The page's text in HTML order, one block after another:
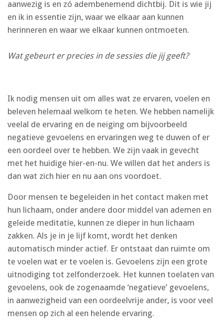
aanwezig is en zó adembenemend dichtbij. Dit is wie jij
en ik in essentie zijn, waar we elkaar aan kunnen
herinneren en waar we elkaar kunnen ontmoeten.
Wat gebeurt er precies in de sessies die jij geeft?
Ik nodig mensen uit om alles wat ze ervaren, voelen en
beleven helemaal welkom te heten. We hebben namelijk
veelal de ervaring en de neiging om bijvoorbeeld
negatieve gevoelens en ervaringen weg te duwen of er
een oordeel over te hebben. We zijn vaak in gevecht
met het huidige hier-en-nu. We willen dat het anders is
dan wat zich hier en nu aan ons voordoet.
Door mensen te begeleiden in het contact maken met
hun lichaam, onder andere door middel van ademen en
geleide meditatie, kunnen ze dieper in hun lichaam
zakken. Als je in je lijf komt, wordt het denken
automatisch minder actief. Er ontstaat dan ruimte om
te voelen wat er te voelen is. Gevoelens zijn een grote
uitnodiging tot zelfonderzoek. Het kunnen toelaten van
gevoelens, ook de zogenaamde ‘negatieve’ gevoelens,
in aanwezigheid van een oordeelvrije ander, is voor veel
mensen op zich al een helende ervaring.